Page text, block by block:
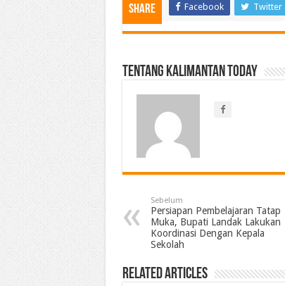
Share Facebook Twitter
Tentang Kalimantan Today
Sebelum
Persiapan Pembelajaran Tatap
Muka, Bupati Landak Lakukan
Koordinasi Dengan Kepala
Sekolah
Related Articles